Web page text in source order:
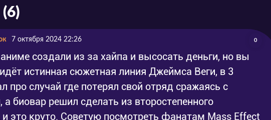
7 октября 2024 22:26 0
создали из за хайпа и высосать деньги, но вы
истинная сюжетная линия Джеймса Веги, в 3
про случай где потерял свой отряд сражаясь с
биовар решил сделать из второстепенного
это круто. Советую посмотреть фанатам Mass Effect